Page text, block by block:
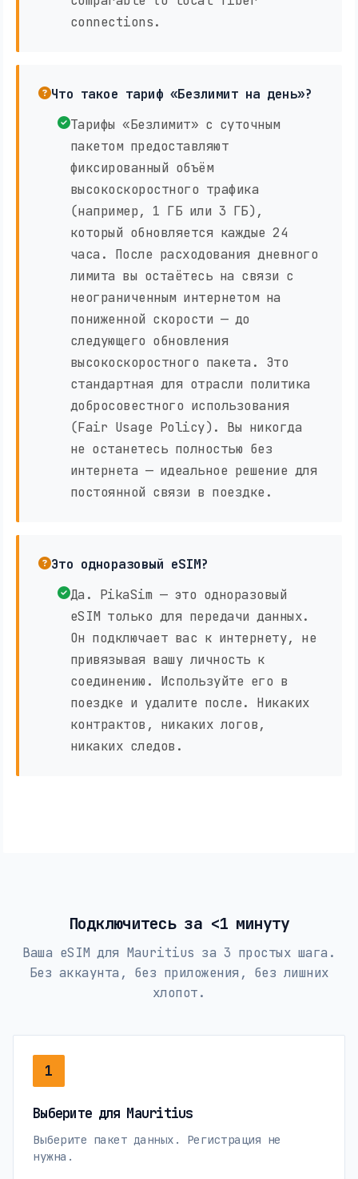
connections.
Что такое тариф «Безлимит на день»?
Тарифы «Безлимит» с суточным
пакетом предоставляют
фиксированный объём
высокоскоростного трафика
(например, 1 ГБ или 3 ГБ),
который обновляется каждые 24
часа. После расходования дневного
лимита вы остаётесь на связи с
неограниченным интернетом на
пониженной скорости — до
следующего обновления
высокоскоростного пакета. Это
стандартная для отрасли политика
добросовестного использования
(Fair Usage Policy). Вы никогда
не останетесь полностью без
интернета — идеальное решение для
постоянной связи в поездке.
Это одноразовый eSIM?
Да. PikaSim — это одноразовый
eSIM только для передачи данных.
Он подключает вас к интернету, не
привязывая вашу личность к
соединению. Используйте его в
поездке и удалите после. Никаких
контрактов, никаких логов,
никаких следов.
Подключитесь за <1 минуту
Ваша eSIM для Mauritius за 3 простых шага.
Без аккаунта, без приложения, без лишних
хлопот.
1
Выберите для Mauritius
Выберите пакет данных. Регистрация не
нужна.